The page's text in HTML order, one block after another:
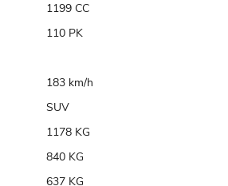
1199 CC
110 PK
183 km/h
SUV
1178 KG
840 KG
637 KG